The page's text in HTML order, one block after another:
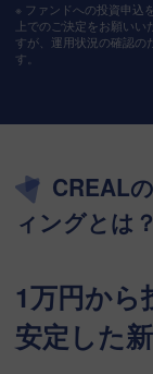
※ ファンドへの投資申込
上でのご決定をお願い
すが、運用状況の確認の
す。
CREAL
ィングとは？
1万円から
安定した